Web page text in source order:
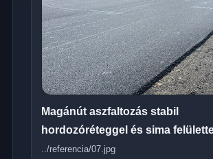
Magánút aszfaltozás stabil
hordozóréteggel és sima
../referencia/07.jpg